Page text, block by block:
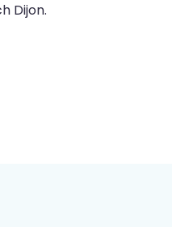
Dijon.